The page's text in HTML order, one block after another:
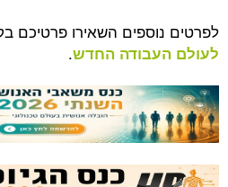
לפרטים נוספים השאירו פרטיכם
לעולם העבודה החדש.